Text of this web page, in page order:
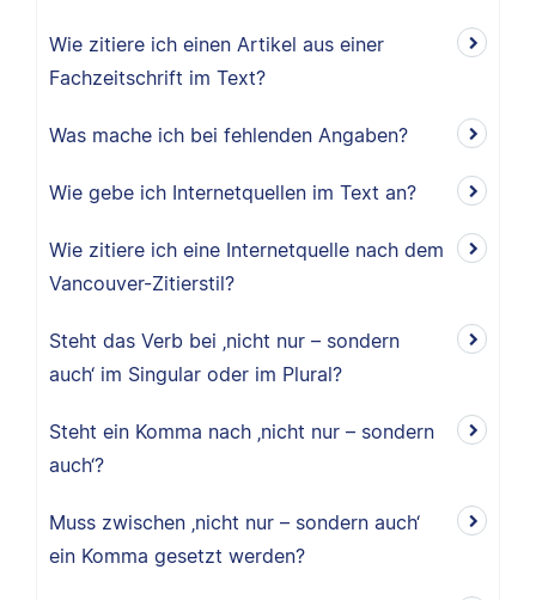
Wie zitiere ich einen Artikel aus einer
Fachzeitschrift im Text?
Was mache ich bei fehlenden Angaben?
Wie gebe ich Internetquellen im Text an?
Wie zitiere ich eine Internetquelle nach dem
Vancouver-Zitierstil?
Steht das Verb bei ‚nicht nur – sondern
auch‘ im Singular oder im Plural?
Steht ein Komma nach ‚nicht nur – sondern
auch‘?
Muss zwischen ‚nicht nur – sondern auch‘
ein Komma gesetzt werden?